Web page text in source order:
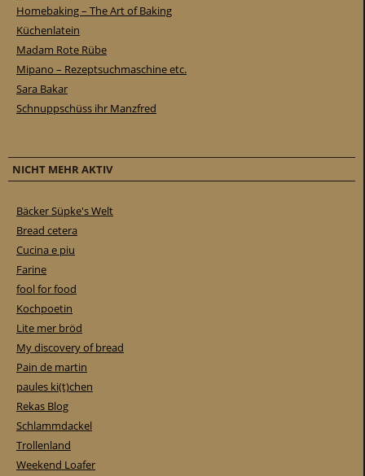
Homebaking – The Art of Baking
Küchenlatein
Madam Rote Rübe
Mipano – Rezeptsuchmaschine etc.
Sara Bakar
Schnuppschüss ihr Manzfred
NICHT MEHR AKTIV
Bäcker Süpke's Welt
Bread cetera
Cucina e piu
Farine
fool for food
Kochpoetin
Lite mer bröd
My discovery of bread
Pain de martin
paules ki(t)chen
Rekas Blog
Schlammdackel
Trollenland
Weekend Loafer